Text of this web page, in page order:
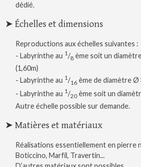
dédié.
➤ Échelles et dimensions
Reproductions aux échelles suivantes :
- Labyrinthe au 1/8 ème soit un
(1,60m)
- Labyrinthe au 1/16 ème de diamètre Ø
- Labyrinthe au 1/20 ème soit un
Autre échelle possible sur demande.
➤ Matières et matériaux
Réalisations essentiellement en pierre
Boticcino, Marfil, Travertin...